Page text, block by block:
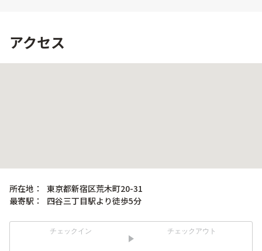
アクセス
所在地：
東京都新宿区荒木町20-31
最寄駅：
四谷三丁目駅より徒歩5分
チェックイン チェックアウト